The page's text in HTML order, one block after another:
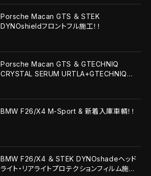
Porsche Macan GTS ＆ STEK
DYNOshieldフロントフル施工！！
Porsche Macan GTS ＆ GTECHNIQ
CRYSTAL SERUM URTLA+GTECHNIQ
BMW F26/X4 M-Sport & 新着入庫車輌！！
BMW F26/X4 ＆ STEK DYNOshadeヘッド
ライト・リアライトプロテクションフィルム施